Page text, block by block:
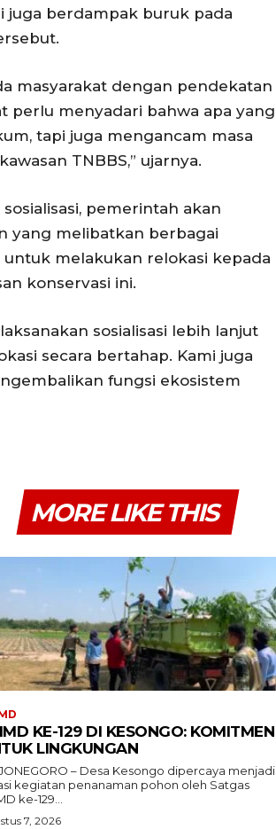
juga berdampak buruk pada
masyarakat dengan pendekatan
perlu menyadari bahwa apa yang
tapi juga mengancam masa
TNBBS,” ujarnya.
pemerintah akan
yang melibatkan berbagai
melakukan relokasi kepada
konservasi ini.
sosialisasi lebih lanjut
secara bertahap. Kami juga
fungsi ekosistem
MORE LIKE THIS
KE-129 DI KESONGO: KOMITMEN
LINGKUNGAN
– Desa Kesongo dipercaya menjadi
kegiatan penanaman pohon oleh Satgas
ke-129...
7, 2026